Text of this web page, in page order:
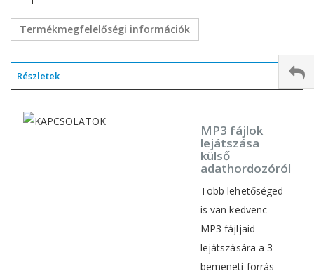
Termékmegfelelőségi információk
Részletek
MP3 fájlok
lejátszása
külső
adathordozóról
Több lehetőséged
is van kedvenc
MP3 fájljaid
lejátszására a 3
bemeneti forrás